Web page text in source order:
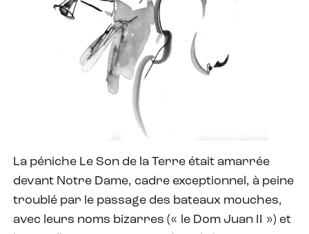
La péniche Le Son de la Terre était amarrée
devant Notre Dame, cadre exceptionnel, à peine
troublé par le passage des bateaux mouches,
avec leurs noms bizarres (« le Dom Juan II ») et